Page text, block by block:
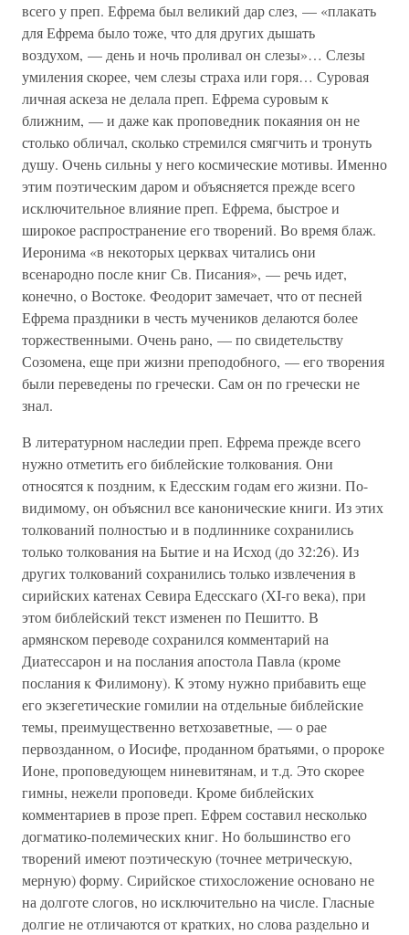
всего у преп. Ефрема был великий дар слез, — «плакать
для Ефрема было тоже, что для других дышать
воздухом, — день и ночь проливал он слезы»… Слезы
умиления скорее, чем слезы страха или горя… Суровая
личная аскеза не делала преп. Ефрема суровым к
ближним, — и даже как проповедник покаяния он не
столько обличал, сколько стремился смягчить и тронуть
душу. Очень сильны у него космические мотивы. Именно
этим поэтическим даром и объясняется прежде всего
исключительное влияние преп. Ефрема, быстрое и
широкое распространение его творений. Во время блаж.
Иеронима «в некоторых церквах читались они
всенародно после книг Св. Писания», — речь идет,
конечно, о Востоке. Феодорит замечает, что от песней
Ефрема праздники в честь мучеников делаются более
торжественными. Очень рано, — по свидетельству
Созомена, еще при жизни преподобного, — его творения
были переведены по гречески. Сам он по гречески не
знал.
В литературном наследии преп. Ефрема прежде всего
нужно отметить его библейские толкования. Они
относятся к поздним, к Едесским годам его жизни. По-
видимому, он объяснил все канонические книги. Из этих
толкований полностью и в подлиннике сохранились
только толкования на Бытие и на Исход (до 32:26). Из
других толкований сохранились только извлечения в
сирийских катенах Севира Едесскаго (XI-го века), при
этом библейский текст изменен по Пешитто. В
армянском переводе сохранился комментарий на
Диатессарон и на послания апостола Павла (кроме
послания к Филимону). К этому нужно прибавить еще
его экзегетические гомилии на отдельные библейские
темы, преимущественно ветхозаветные, — о рае
первозданном, о Иосифе, проданном братьями, о пророке
Ионе, проповедующем ниневитянам, и т.д. Это скорее
гимны, нежели проповеди. Кроме библейских
комментариев в прозе преп. Ефрем составил несколько
догматико-полемических книг. Но большинство его
творений имеют поэтическую (точнее метрическую,
мерную) форму. Сирийское стихосложение основано не
на долготе слогов, но исключительно на числе. Гласные
долгие не отличаются от кратких, но слова раздельно и